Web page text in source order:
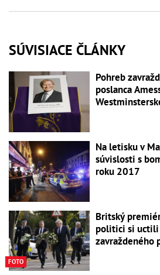
SÚVISIACE ČLÁNKY
Pohreb
poslanca
Na letisku v
súvislosti s
roku 2017
FOTO
Britský
politici si uctili
zavraždeného